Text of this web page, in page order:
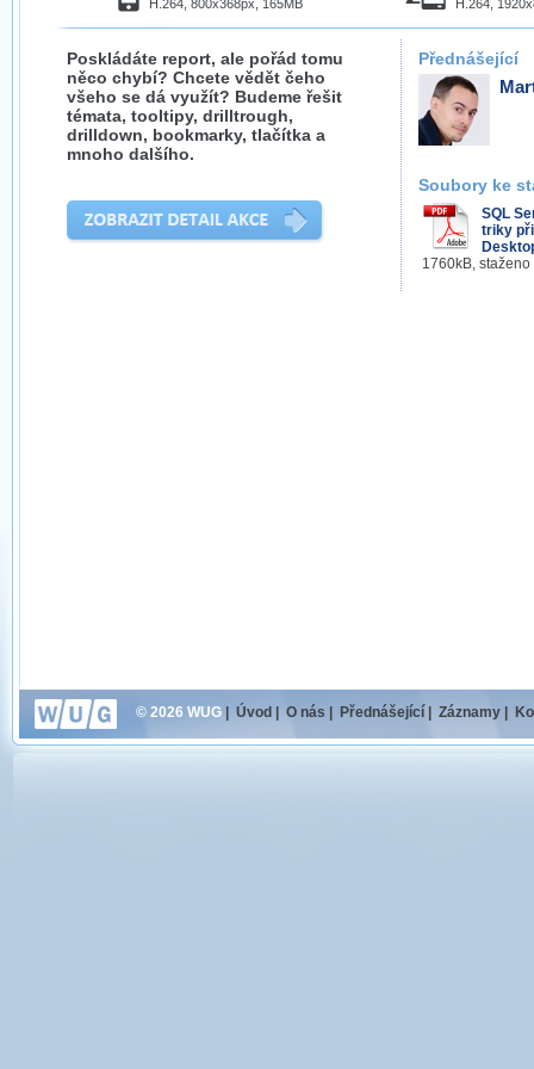
H.264, 800x368px, 165MB H.264,
Poskládáte report, ale pořád tomu
něco chybí? Chcete vědět čeho
všeho se dá využít? Budeme řešit
témata, tooltipy, drilltrough,
drilldown, bookmarky, tlačítka a
mnoho dalšího.
Přednášející
Soubory ke
SQL
triky
1760kB,
© 2026 WUG Úvod O nás Přednášející Záznamy